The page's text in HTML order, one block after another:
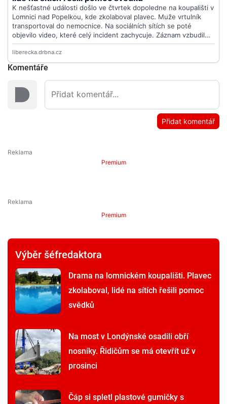
Komentáře
Přidat komentář
Premium
Premium
Výběr šéfredaktora
Drama na lomnickém koupališti. Plavec
zkolaboval, lidé na sítích řešili pomoc
svědků
Na most v Londýnské osadili obří
nosníky. Řidičům se má otevřít už v
prosinci
Čáp si spletl plastové gumičky s